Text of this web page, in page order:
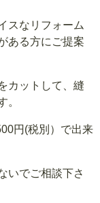
スなリフォーム
ある方にご提案
カットして、縫
。
円(税別）で出来
いでご相談下さ